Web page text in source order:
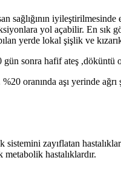
sağlığının
yol açabilir. En sık
yerde lokal şişlik ve
gün sonra hafif ateş ,döküntü
oranında aşı yerinde ağrı
sistemini zayıflatan
hastalıklardır.